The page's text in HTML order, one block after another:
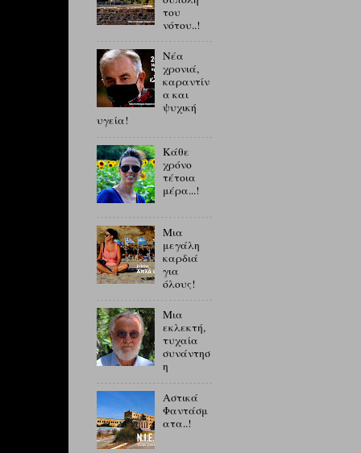
του
νότου..!
Νέα
χρονιά,
καραντίν
α και
ψυχική
υγεία!
Κάθε
χρόνο
τέτοια
μέρα...!
Μια
μεγάλη
καρδιά
για
όλους!
Μια
εκλεκτή,
τυχαία
συνάντησ
η
Αστικά
Φαντάσμ
ατα..!